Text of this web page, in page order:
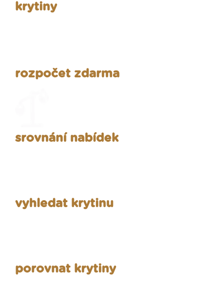
krytiny
rozpočet zdarma
srovnání nabídek
vyhledat krytinu
porovnat krytiny